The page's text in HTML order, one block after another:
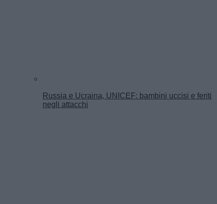
Russia e Ucraina, UNICEF: bambini uccisi e feriti
negli attacchi